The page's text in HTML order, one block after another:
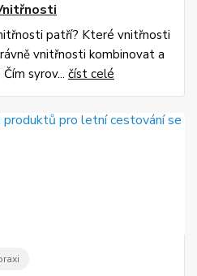
patří? Které vnitřnosti
vnitřnosti kombinovat a
syrov... číst celé